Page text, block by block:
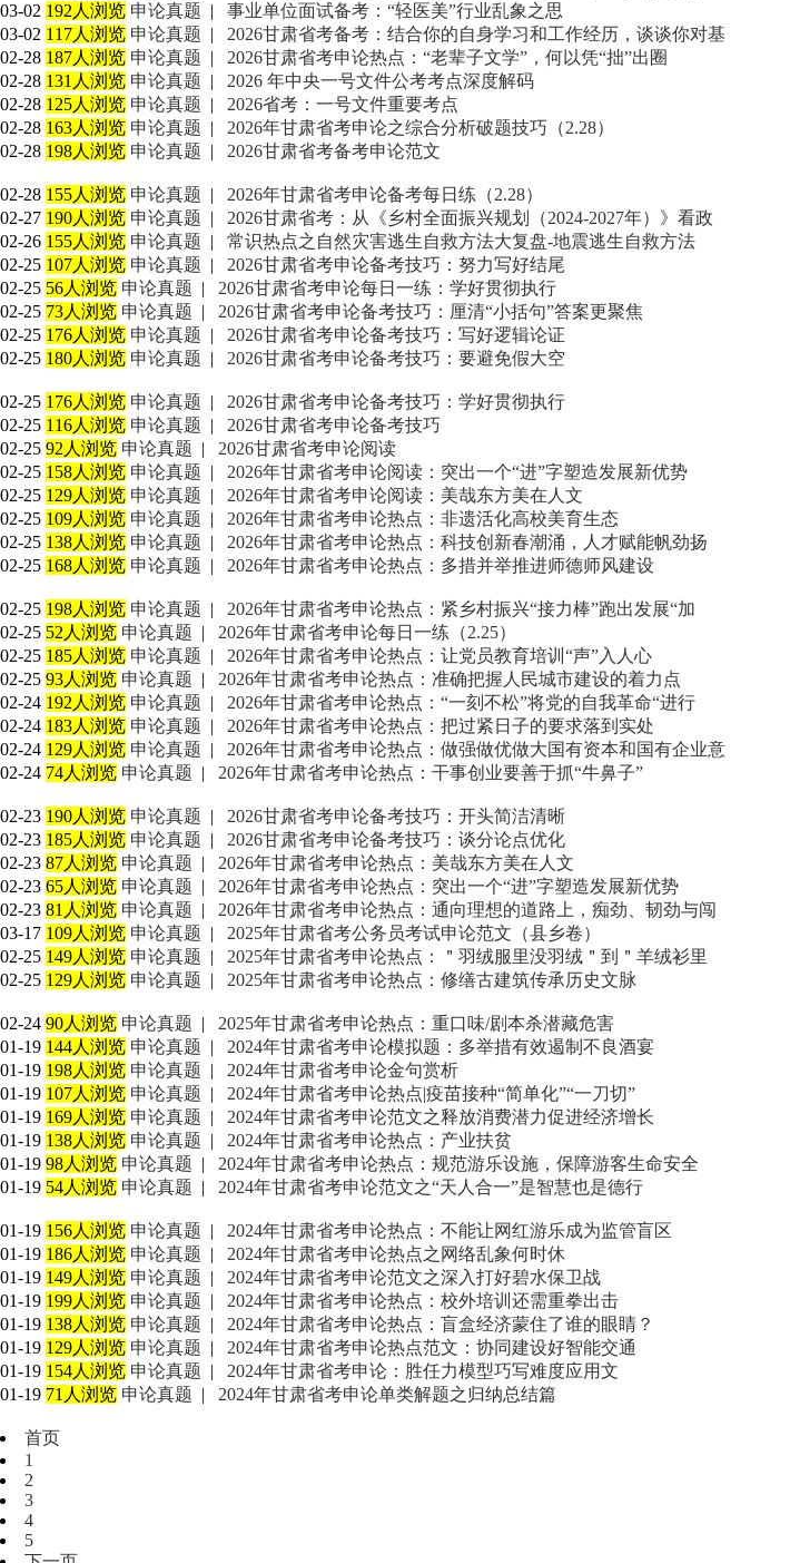
03-02 192人浏览 申论真题 |
事业单位面试备考：“轻医美”行业乱象之思
03-02 117人浏览 申论真题 |
2026甘肃省考备考：结合你的自身学习和工作经历，谈谈你对基
02-28 187人浏览 申论真题 |
2026甘肃省考申论热点：“老辈子文学”，何以凭“拙”出圈
02-28 131人浏览 申论真题 |
2026 年中央一号文件公考考点深度解码
02-28 125人浏览 申论真题 |
2026省考：一号文件重要考点
02-28 163人浏览 申论真题 |
2026年甘肃省考申论之综合分析破题技巧（2.28）
02-28 198人浏览 申论真题 | 2026甘肃省考备考申论范文
02-28 155人浏览 申论真题 |
2026年甘肃省考申论备考每日练（2.28）
02-27 190人浏览 申论真题 |
2026甘肃省考：从《乡村全面振兴规划（2024-2027年）》看政
02-26 155人浏览 申论真题 |
常识热点之自然灾害逃生自救方法大复盘-地震逃生自救方法
02-25 107人浏览 申论真题 |
2026甘肃省考申论备考技巧：努力写好结尾
02-25 56人浏览 申论真题 |
2026甘肃省考申论每日一练：学好贯彻执行
02-25 73人浏览 申论真题 |
2026甘肃省考申论备考技巧：厘清“小括句”答案更聚焦
02-25 176人浏览 申论真题 |
2026甘肃省考申论备考技巧：写好逻辑论证
02-25 180人浏览 申论真题 | 2026甘肃省考申论备考技巧：要避免假大空
02-25 176人浏览 申论真题 |
2026甘肃省考申论备考技巧：学好贯彻执行
02-25 116人浏览 申论真题 |
2026甘肃省考申论备考技巧
02-25 92人浏览 申论真题 |
2026甘肃省考申论阅读
02-25 158人浏览 申论真题 |
2026年甘肃省考申论阅读：突出一个“进”字塑造发展新优势
02-25 129人浏览 申论真题 |
2026年甘肃省考申论阅读：美哉东方美在人文
02-25 109人浏览 申论真题 |
2026年甘肃省考申论热点：非遗活化高校美育生态
02-25 138人浏览 申论真题 |
2026年甘肃省考申论热点：科技创新春潮涌，人才赋能帆劲扬
02-25 168人浏览 申论真题 | 2026年甘肃省考申论热点：多措并举推进师德师风建设
02-25 198人浏览 申论真题 |
2026年甘肃省考申论热点：紧乡村振兴“接力棒”跑出发展“加
02-25 52人浏览 申论真题 |
2026年甘肃省考申论每日一练（2.25）
02-25 185人浏览 申论真题 |
2026年甘肃省考申论热点：让党员教育培训“声”入人心
02-25 93人浏览 申论真题 |
2026年甘肃省考申论热点：准确把握人民城市建设的着力点
02-24 192人浏览 申论真题 |
2026年甘肃省考申论热点：“一刻不松”将党的自我革命“进行
02-24 183人浏览 申论真题 |
2026年甘肃省考申论热点：把过紧日子的要求落到实处
02-24 129人浏览 申论真题 |
2026年甘肃省考申论热点：做强做优做大国有资本和国有企业意
02-24 74人浏览 申论真题 | 2026年甘肃省考申论热点：干事创业要善于抓“牛鼻子”
02-23 190人浏览 申论真题 |
2026甘肃省考申论备考技巧：开头简洁清晰
02-23 185人浏览 申论真题 |
2026甘肃省考申论备考技巧：谈分论点优化
02-23 87人浏览 申论真题 |
2026年甘肃省考申论热点：美哉东方美在人文
02-23 65人浏览 申论真题 |
2026年甘肃省考申论热点：突出一个“进”字塑造发展新优势
02-23 81人浏览 申论真题 |
2026年甘肃省考申论热点：通向理想的道路上，痴劲、韧劲与闯
03-17 109人浏览 申论真题 |
2025年甘肃省考公务员考试申论范文（县乡卷）
02-25 149人浏览 申论真题 |
2025年甘肃省考申论热点：＂羽绒服里没羽绒＂到＂羊绒衫里
02-25 129人浏览 申论真题 | 2025年甘肃省考申论热点：修缮古建筑传承历史文脉
02-24 90人浏览 申论真题 |
2025年甘肃省考申论热点：重口味/剧本杀潜藏危害
01-19 144人浏览 申论真题 |
2024年甘肃省考申论模拟题：多举措有效遏制不良酒宴
01-19 198人浏览 申论真题 |
2024年甘肃省考申论金句赏析
01-19 107人浏览 申论真题 |
2024年甘肃省考申论热点|疫苗接种“简单化”“一刀切”
01-19 169人浏览 申论真题 |
2024年甘肃省考申论范文之释放消费潜力促进经济增长
01-19 138人浏览 申论真题 |
2024年甘肃省考申论热点：产业扶贫
01-19 98人浏览 申论真题 |
2024年甘肃省考申论热点：规范游乐设施，保障游客生命安全
01-19 54人浏览 申论真题 | 2024年甘肃省考申论范文之“天人合一”是智慧也是德行
01-19 156人浏览 申论真题 |
2024年甘肃省考申论热点：不能让网红游乐成为监管盲区
01-19 186人浏览 申论真题 |
2024年甘肃省考申论热点之网络乱象何时休
01-19 149人浏览 申论真题 |
2024年甘肃省考申论范文之深入打好碧水保卫战
01-19 199人浏览 申论真题 |
2024年甘肃省考申论热点：校外培训还需重拳出击
01-19 138人浏览 申论真题 |
2024年甘肃省考申论热点：盲盒经济蒙住了谁的眼睛？
01-19 129人浏览 申论真题 |
2024年甘肃省考申论热点范文：协同建设好智能交通
01-19 154人浏览 申论真题 |
2024年甘肃省考申论：胜任力模型巧写难度应用文
01-19 71人浏览 申论真题 | 2024年甘肃省考申论单类解题之归纳总结篇
首页
1
2
3
4
5